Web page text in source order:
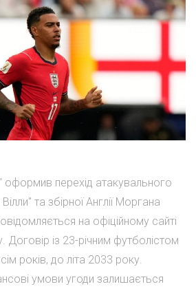
оформив перехід атакувального
та збірної Англії Моргана
на офіційному сайті
Договір із 23-річним футболістом
років, до літа 2033 року.
умови угоди залишається